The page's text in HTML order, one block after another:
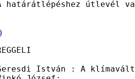
István : A